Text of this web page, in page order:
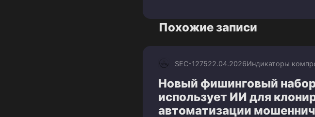
Похожие записи
SEC-127522.04.2026Индикаторы
Новый фишинговый
использует ИИ для
автоматизации